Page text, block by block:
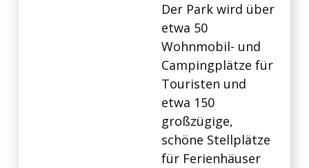
Der Park wird über
etwa 50
Wohnmobil- und
Campingplätze für
Touristen und
etwa 150
großzügige,
schöne Stellplätze
für Ferienhäuser